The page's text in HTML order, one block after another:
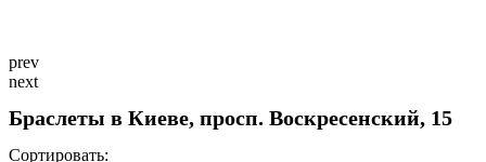
prev
next
Браслеты в Киеве, просп. Воскресенский, 15
Сортировать: